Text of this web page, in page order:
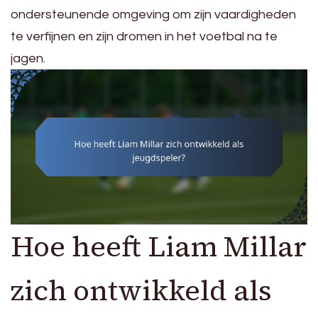
ondersteunende omgeving om zijn vaardigheden
te verfijnen en zijn dromen in het voetbal na te
jagen.
Hoe heeft Liam Millar
zich ontwikkeld als